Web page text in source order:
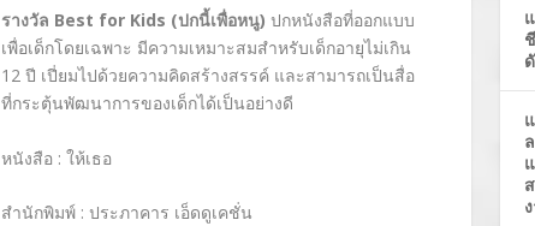
รางวัล Best for Kids (ปกนี้เพื่อหนู) ปกหนังสือที่ออกแบบ
เพื่อเด็กโดยเฉพาะ มีความเหมาะสมสำหรับเด็กอายุไม่เกิน
12 ปี เปี่ยมไปด้วยความคิดสร้างสรรค์ และสามารถเป็นสื่อ
ที่กระตุ้นพัฒนาการของเด็กได้เป็นอย่างดี
หนังสือ : ให้เธอ
สำนักพิมพ์ : ประภาคาร เอ็ดดูเคชั่น